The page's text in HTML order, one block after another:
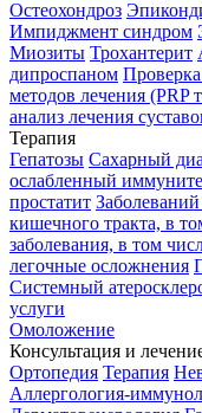
Остеохондроз
Импиджмент синдром
Миозиты Трохантерит
дипроспаном
методов лечения (PRP
анализ лечения
Терапия
Гепатозы Сахарный
ослабленный
простатит
кишечного тракта, в
заболевания, в том
легочные осложнения
Системный
услуги
Омоложение
Консультация и
Ортопедия Терапия
Аллергология-